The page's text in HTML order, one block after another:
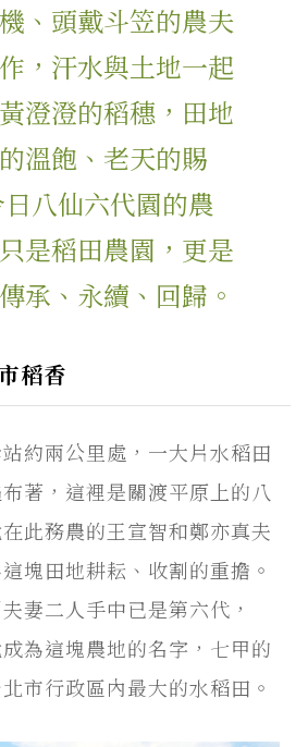
、頭戴斗笠的農夫
，汗水與土地一起
澄澄的稻穗，田地
溫飽、老天的賜
八仙六代園的農
是稻田農園，更是
承、永續、回歸。
稻香
約兩公里處，一大片水稻田
著，這裡是關渡平原上的八
此務農的王宣智和鄭亦真夫
塊田地耕耘、收割的重擔。
妻二人手中已是第六代，
成為這塊農地的名字，七甲的
市行政區內最大的水稻田。